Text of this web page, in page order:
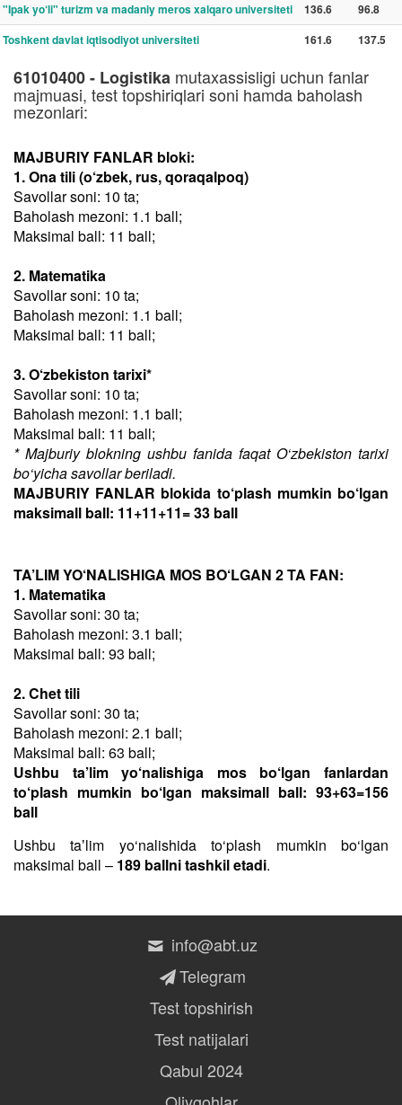
"Ipak yo‘li" turizm va madaniy meros xalqaro universiteti
136.6
96.8
Toshkent davlat iqtisodiyot universiteti
161.6 137.5
61010400 - Logistika mutaxassisligi uchun fanlar
majmuasi, test topshiriqlari soni hamda baholash
mezonlari:
MAJBURIY FANLAR bloki:
1. Ona tili (o‘zbek, rus, qoraqalpoq)
Savollar soni: 10 ta;
Baholash mezoni: 1.1 ball;
Maksimal ball: 11 ball;
2. Matematika
Savollar soni: 10 ta;
Baholash mezoni: 1.1 ball;
Maksimal ball: 11 ball;
3. O‘zbekiston tarixi*
Savollar soni: 10 ta;
Baholash mezoni: 1.1 ball;
Maksimal ball: 11 ball;
* Majburiy blokning ushbu fanida faqat O‘zbekiston tarixi
bo‘yicha savollar beriladi.
MAJBURIY FANLAR blokida to‘plash mumkin bo‘lgan
maksimall ball: 11+11+11= 33 ball
TA’LIM YO‘NALISHIGA MOS BO‘LGAN 2 TA FAN:
1. Matematika
Savollar soni: 30 ta;
Baholash mezoni: 3.1 ball;
Maksimal ball: 93 ball;
2. Chet tili
Savollar soni: 30 ta;
Baholash mezoni: 2.1 ball;
Maksimal ball: 63 ball;
Ushbu ta’lim yo‘nalishiga mos bo‘lgan fanlardan
to‘plash mumkin bo‘lgan maksimall ball: 93+63=156
ball
Ushbu taʼlim yo‘nalishida to‘plash mumkin bo‘lgan
maksimal ball – 189 ballni tashkil etadi.
info@abt.uz
Telegram
Test topshirish
Test natijalari
Qabul 2024